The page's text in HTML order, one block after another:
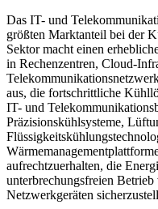
Das IT- und
größten Marktanteil bei der
Sektor macht einen
in Rechenzentren, Cloud-
aus, die fortschrittliche
IT- und
Präzisionskühlsysteme,
aufrechtzuerhalten, die
unterbrechungsfreien
Netzwerkgeräten